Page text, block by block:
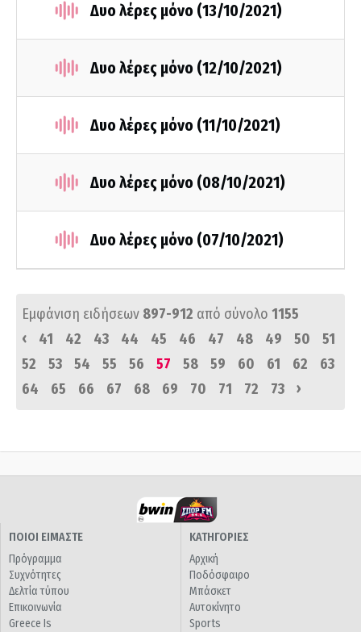
Δυο λέρες μόνο (13/10/2021)
Δυο λέρες μόνο (12/10/2021)
Δυο λέρες μόνο (11/10/2021)
Δυο λέρες μόνο (08/10/2021)
Δυο λέρες μόνο (07/10/2021)
Εμφάνιση ειδήσεων 897-912 από σύνολο 1155
‹
41 42 43 44 45 46 47 48 49 50
51
52
53 54 55 56 57 58 59 60 61 62
63
64
65 66 67 68 69 70 71 72 73 ›
ΠΟΙΟΙ ΕΙΜΑΣΤΕ
Πρόγραμμα
Συχνότητες
Δελτία τύπου
Επικοινωνία
Greece Is
ΚΑΤΗΓΟΡΙΕΣ
Αρχική
Ποδόσφαιρο
Μπάσκετ
Αυτοκίνητο
Sports